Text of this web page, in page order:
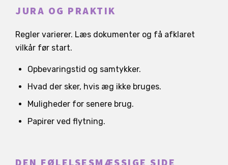
JURA OG PRAKTIK
Regler varierer. Læs dokumenter og få afklaret
vilkår før start.
Opbevaringstid og samtykker.
Hvad der sker, hvis æg ikke bruges.
Muligheder for senere brug.
Papirer ved flytning.